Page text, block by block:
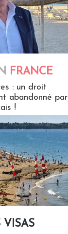
FRANCE
: un droit
abandonné par
!
VISAS